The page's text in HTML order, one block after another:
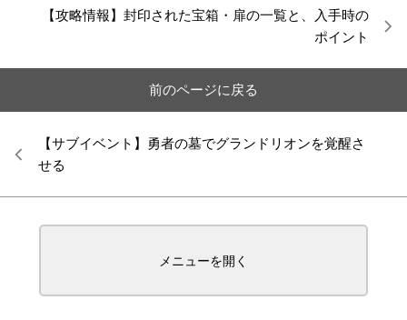
【攻略情報】封印された宝箱・扉の一覧と、入手時の
ポイント
前のページに戻る
【サブイベント】勇者の墓でグランドリオンを覚醒さ
せる
メニューを開く